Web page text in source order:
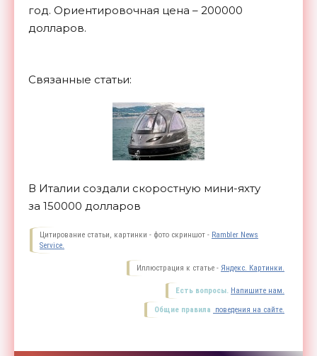
год. Ориентировочная цена – 200000
долларов.
Связанные статьи:
В Италии создали скоростную мини-яхту
за 150000 долларов
Цитирование статьи, картинки - фото скриншот - Rambler News
Service.
Иллюстрация к статье - Яндекс. Картинки.
Есть вопросы. Напишите нам.
Общие правила поведения на сайте.